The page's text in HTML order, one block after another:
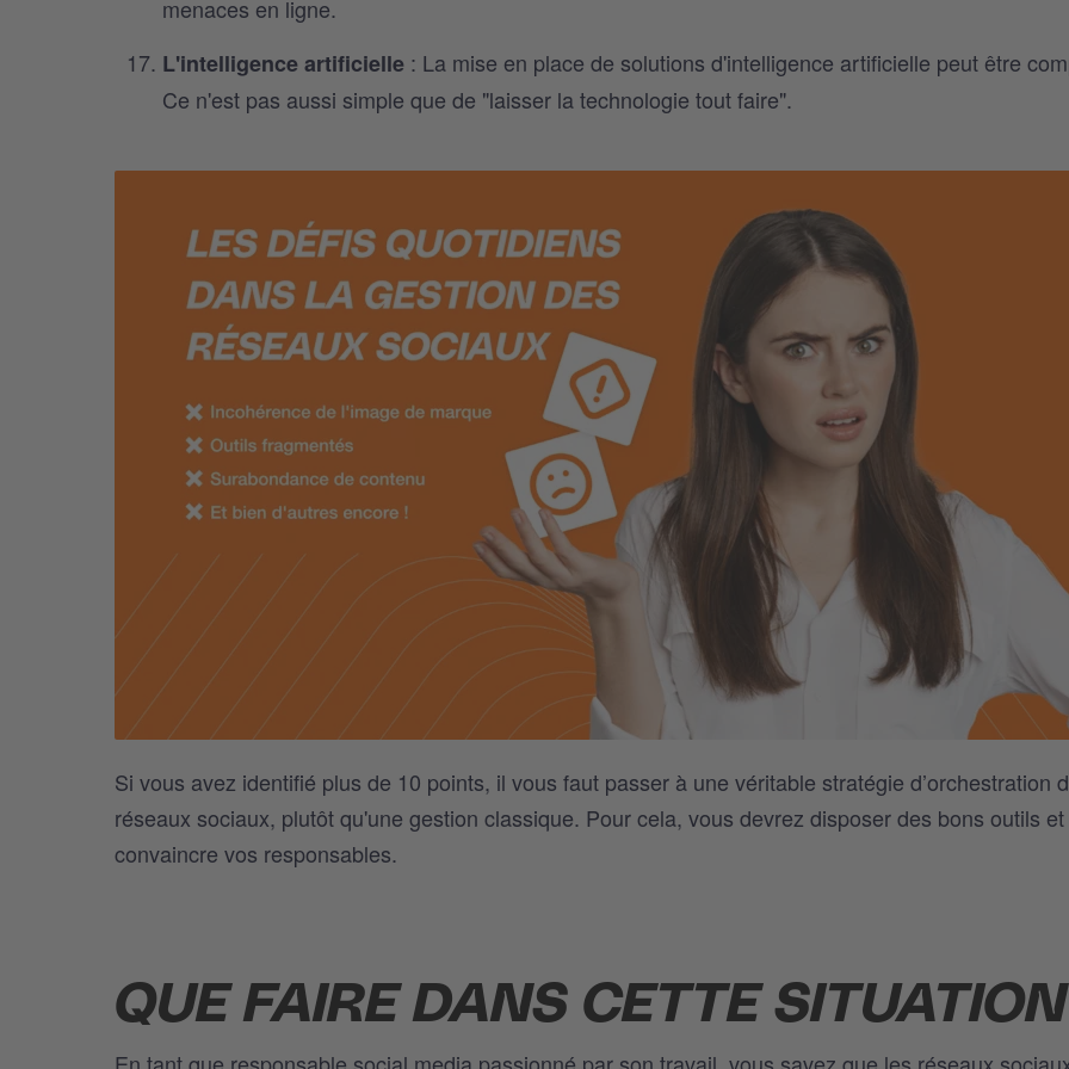
menaces en ligne.
L'intelligence artificielle : La mise en place de solutions d'intelligence artificielle peut être
Ce n'est pas aussi simple que de "laisser la technologie tout faire".
Si vous avez identifié plus de 10 points, il vous faut passer à une véritable stratégie d’orchestration
réseaux sociaux, plutôt qu'une gestion classique. Pour cela, vous devrez disposer des bons outils et
convaincre vos responsables.
QUE FAIRE DANS CETTE
En tant que responsable social media passionné par son travail, vous savez que les réseaux